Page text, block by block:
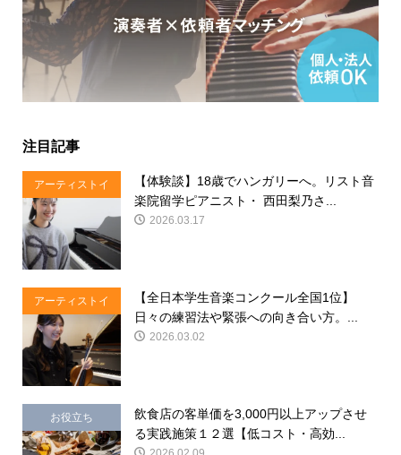
注目記事
アーティストイ
ンタビュー
【体験談】18歳でハンガリーへ。リスト音
楽院留学ピアニスト・ 西田梨乃さ...
2026.03.17
アーティストイ
ンタビュー
【全日本学生音楽コンクール全国1位】
日々の練習法や緊張への向き合い方。...
2026.03.02
お役立ち
飲食店の客単価を3,000円以上アップさせ
る実践施策１２選【低コスト・高効...